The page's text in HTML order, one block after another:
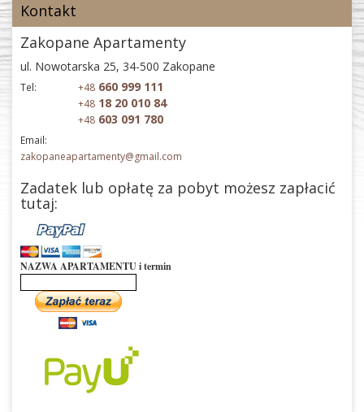
Kontakt
Zakopane Apartamenty
ul. Nowotarska 25, 34-500 Zakopane
Tel: +48 660 999 111
+48 18 20 010 84
+48 603 091 780
Email:
zakopaneapartamenty@gmail.com
Zadatek lub opłatę za pobyt możesz zapłacić
tutaj:
NAZWA APARTAMENTU i termin